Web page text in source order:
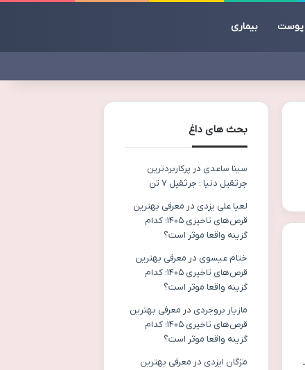
پوست بیماری
بحث های داغ
سینا ساعدی در پرکاربردترین
جرثقیل دنیا : جرثقیل ۷ تن
لعیا علی یزدی در معرفی بهترین
قرص‌های تاخیری ۱۴۰۵؛ کدام
گزینه واقعا موثر است؟
ختام عیسوی در معرفی بهترین
قرص‌های تاخیری ۱۴۰۵؛ کدام
گزینه واقعا موثر است؟
مازیار بروجردی در معرفی بهترین
قرص‌های تاخیری ۱۴۰۵؛ کدام
گزینه واقعا موثر است؟
مژگان ایزدی در معرفی بهترین